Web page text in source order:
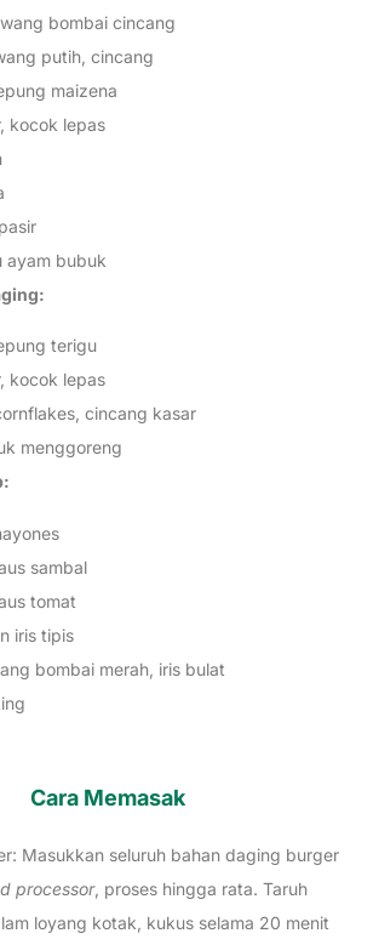
bombai cincang
putih, cincang
maizena
kocok lepas
bubuk
terigu
kocok lepas
cincang kasar
menggoreng
sambal
tomat
iris tipis
bombai merah, iris bulat
Cara Memasak
Masukkan seluruh bahan daging burger
processor, proses hingga rata. Taruh
loyang kotak, kukus selama 20 menit